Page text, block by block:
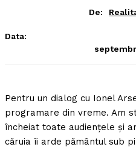
De:
Data:
Pentru un dialog cu Ionel
programare din vreme. Am
încheiat toate audienţele şi
căruia îi arde pământul sub